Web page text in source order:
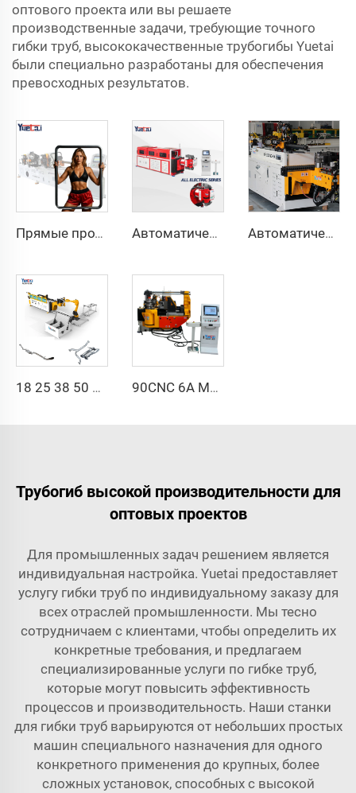
оптового проекта или вы решаете
производственные задачи, требующие точного
гибки труб, высококачественные трубогибы Yuetai
были специально разработаны для обеспечения
превосходных результатов.
Прямые продажи с завода, двухголовочный автоматический гидравлический трубогибочный станок с ЧПУ, станок для гибки труб из углеродистой стали Автоматическая полностью электрическая ротационная двусторонняя гибочная машина серии CNC для металлических стальных труб, трубогибочные станки Автоматический двухрукавный трубогибочный станок CNC одновременная двухсторонняя система формовки труб для выхлопных систем и перил
18 25 38 50 CNC 4A 2S Стальная автоматическая трубогибочная машина и машины для гибки труб цена с подачей 1 дюйм 2 дюйма 3 дюйма линия 90CNC 6A MS CNC трубогибочный станок, чугунная квадратная трубогибочная машина с двигателем для алюминия и нержавеющей латунной трубы
Трубогиб высокой производительности для
оптовых проектов
Для промышленных задач решением является
индивидуальная настройка. Yuetai предоставляет
услугу гибки труб по индивидуальному заказу для
всех отраслей промышленности. Мы тесно
сотрудничаем с клиентами, чтобы определить их
конкретные требования, и предлагаем
специализированные услуги по гибке труб,
которые могут повысить эффективность
процессов и производительность. Наши станки
для гибки труб варьируются от небольших простых
машин специального назначения для одного
конкретного применения до крупных, более
сложных установок, способных с высокой